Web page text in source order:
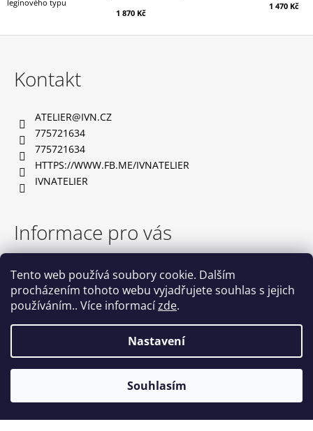
Tento web používá soubory cookie. Dalším
procházením tohoto webu vyjadřujete souhlas s jejich
používáním.. Více informacízde.
Nastavení
Souhlasím
legínového typu
1 870 Kč
1 470 Kč
Kontakt
ATELIER@IVN.CZ
775721634
775721634
HTTPS://WWW.FB.ME/IVNATELIER
IVNATELIER
Informace pro vás
TABULKA VELIKOSTÍ
OBCHODNÍ PODMÍNKY
PODMÍNKY OCHRANY OSOBNÍCH ÚDAJŮ
Vytvořil Shoptet
Copyright 2026IVN atelier. Všechna práva vyhrazena.